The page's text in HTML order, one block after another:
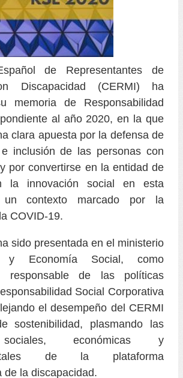
de Representantes de
Discapacidad (CERMI) ha
memoria de Responsabilidad
al año 2020, en la que
clara apuesta por la defensa de
inclusión de las personas con
por convertirse en la entidad de
la innovación social en esta
un contexto marcado por la
COVID-19.
sido presentada en el ministerio
y Economía Social, como
responsable de las políticas
Social Corporativa
el desempeño del CERMI
sostenibilidad, plasmando las
económicas y
de la plataforma
de la discapacidad.